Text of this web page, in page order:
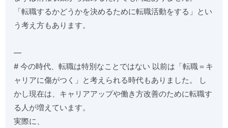
「転職するかどうかを決めるために転職活動をする」とい
う考え方もあります。
—
# 今の時代、転職は特別なことではない 以前は「転職＝キ
ャリアに傷がつく」と考えられる時代もありました。 し
かし現在は、キャリアアップや働き方改善のために転職す
る人が増えています。
実際に、